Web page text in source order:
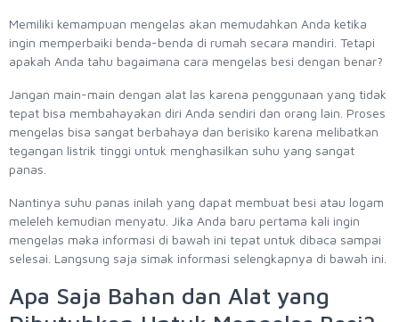
Memiliki kemampuan mengelas akan memudahkan Anda ketika
ingin memperbaiki benda-benda di rumah secara mandiri. Tetapi
apakah Anda tahu bagaimana cara mengelas besi dengan benar?
Jangan main-main dengan alat las karena penggunaan yang tidak
tepat bisa membahayakan diri Anda sendiri dan orang lain. Proses
mengelas bisa sangat berbahaya dan berisiko karena melibatkan
tegangan listrik tinggi untuk menghasilkan suhu yang sangat
panas.
Nantinya suhu panas inilah yang dapat membuat besi atau logam
meleleh kemudian menyatu. Jika Anda baru pertama kali ingin
mengelas maka informasi di bawah ini tepat untuk dibaca sampai
selesai. Langsung saja simak informasi selengkapnya di bawah ini.
Apa Saja Bahan dan Alat yang